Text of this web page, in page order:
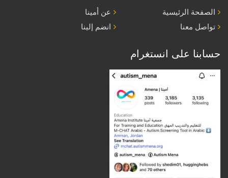
الصفحة الرئيسية
عن أمينا
تواصل معنا
انضم إلينا
حسابنا على انستغرام